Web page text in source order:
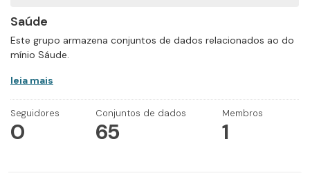
Saúde
Este grupo armazena conjuntos de dados relacionados ao do
mínio Sáude.
leia mais
Seguidores
0
Conjuntos de dados
65
Membros
1